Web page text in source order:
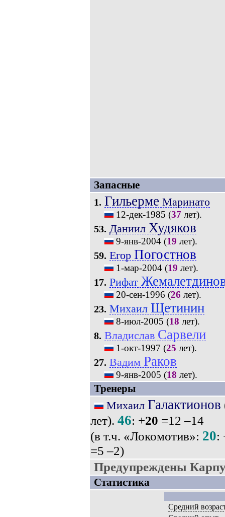
Запасные
1. Гильерме Маринато
12-дек-1985 (37 лет).
53. Даниил Худяков
9-янв-2004(19 лет).
59. Егор Погостнов
1-мар-2004(19 лет).
17. Рифат
20-сен-1996 (26 лет).
23. Михаил Щетинин
8-июл-2005 (18 лет).
8. Владислав Сарвели
1-окт-1997 (25 лет).
27. Вадим Раков
9-янв-2005 (18 лет).
Тренеры
Михаил Галактионов
лет). 46: +20 =12 –14
(в т.ч. «Локомотив»: 20:
=5 –2)
Предупреждены
Статистика
Средний